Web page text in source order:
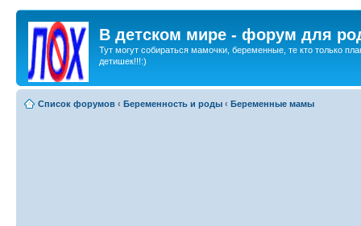
В детском мире - форум для
Тут могут собираться мамочки, беременные, те кто только
детишек!!!:)
Список форумов ‹ Беременность и роды ‹ Беременные мамы